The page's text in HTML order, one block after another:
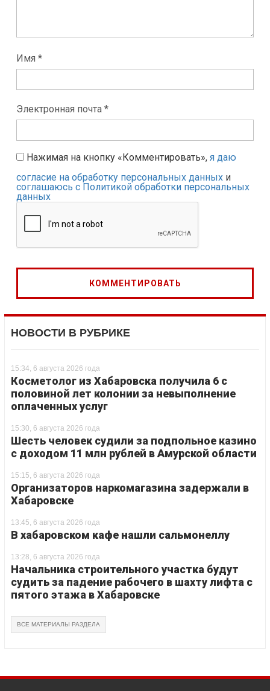
Имя *
Электронная почта *
Нажимая на кнопку «Комментировать», я даю
согласие на обработку персональных данных и
соглашаюсь с Политикой обработки персональных
данных
НОВОСТИ В РУБРИКЕ
15:34, 6 августа 2026 года
Косметолог из Хабаровска получила 6 с
половиной лет колонии за невыполнение
оплаченных услуг
15:30, 6 августа 2026 года
Шесть человек судили за подпольное казино
с доходом 11 млн рублей в Амурской области
15:15, 6 августа 2026 года
Организаторов наркомагазина задержали в
Хабаровске
13:45, 6 августа 2026 года
В хабаровском кафе нашли сальмонеллу
13:28, 6 августа 2026 года
Начальника строительного участка будут
судить за падение рабочего в шахту лифта с
пятого этажа в Хабаровске
ВСЕ МАТЕРИАЛЫ РАЗДЕЛА